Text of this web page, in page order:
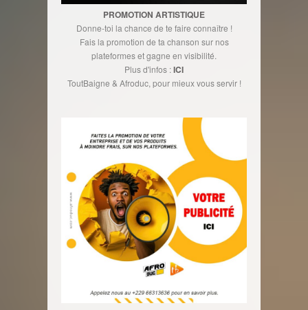
PROMOTION ARTISTIQUE
Donne-toi la chance de te faire connaître !
Fais la promotion de ta chanson sur nos
plateformes et gagne en visibilité.
Plus d'infos :ICI
ToutBaigne & Afroduc, pour mieux vous servir !